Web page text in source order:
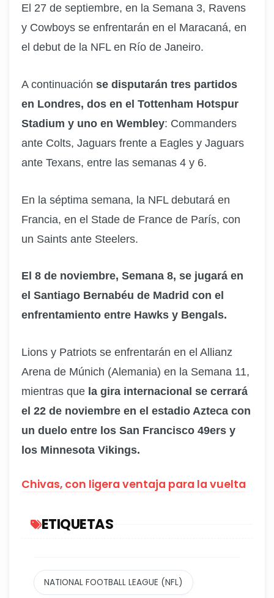
El 27 de septiembre, en la Semana 3, Ravens
y Cowboys se enfrentarán en el Maracaná, en
el debut de la NFL en Río de Janeiro.
A continuación se disputarán tres partidos
en Londres, dos en el Tottenham Hotspur
Stadium y uno en Wembley: Commanders
ante Colts, Jaguars frente a Eagles y Jaguars
ante Texans, entre las semanas 4 y 6.
En la séptima semana, la NFL debutará en
Francia, en el Stade de France de París, con
un Saints ante Steelers.
El 8 de noviembre, Semana 8, se jugará en
el Santiago Bernabéu de Madrid con el
enfrentamiento entre Hawks y Bengals.
Lions y Patriots se enfrentarán en el Allianz
Arena de Múnich (Alemania) en la Semana 11,
mientras que la gira internacional se cerrará
el 22 de noviembre en el estadio Azteca con
un duelo entre los San Francisco 49ers y
los Minnesota Vikings.
Chivas, con ligera ventaja para la vuelta
ETIQUETAS
NATIONAL FOOTBALL LEAGUE (NFL)